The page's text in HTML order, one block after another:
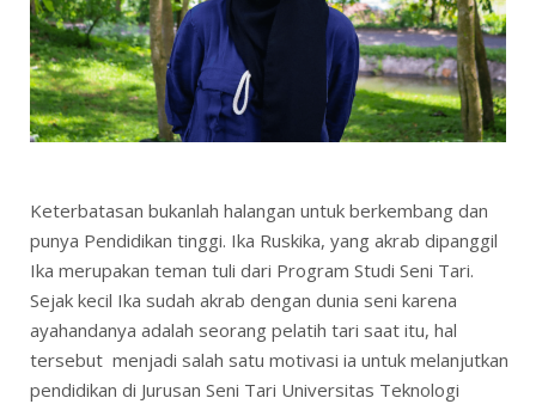
Keterbatasan bukanlah halangan untuk berkembang dan
punya Pendidikan tinggi. Ika Ruskika, yang akrab dipanggil
Ika merupakan teman tuli dari Program Studi Seni Tari.
Sejak kecil Ika sudah akrab dengan dunia seni karena
ayahandanya adalah seorang pelatih tari saat itu, hal
tersebut menjadi salah satu motivasi ia untuk melanjutkan
pendidikan di Jurusan Seni Tari Universitas Teknologi